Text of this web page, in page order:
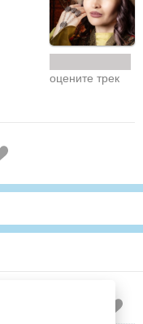
оцените трек